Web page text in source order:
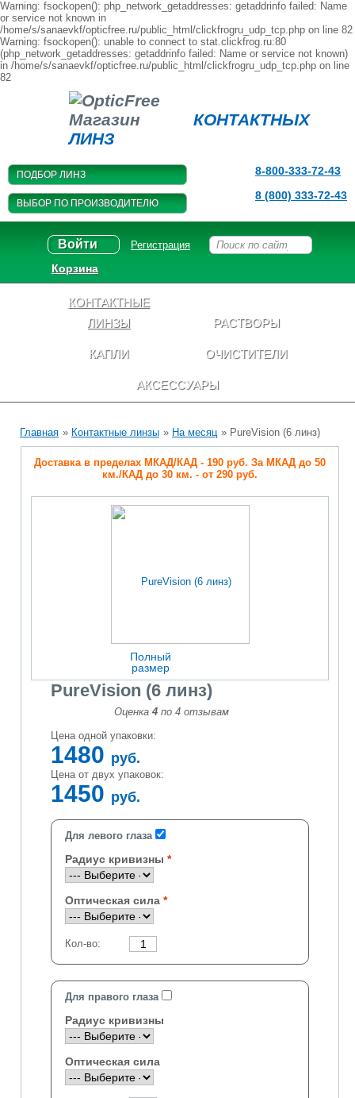
Warning: fsockopen(): php_network_getaddresses: getaddrinfo failed: Name
or service not known in
/home/s/sanaevkf/opticfree.ru/public_html/clickfrogru_udp_tcp.php on line 82
Warning: fsockopen(): unable to connect to stat.clickfrog.ru:80
(php_network_getaddresses: getaddrinfo failed: Name or service not known)
in /home/s/sanaevkf/opticfree.ru/public_html/clickfrogru_udp_tcp.php on line
82
Магазин КОНТАКТНЫХ
ЛИНЗ
ПОДБОР ЛИНЗ
ВЫБОР ПО ПРОИЗВОДИТЕЛЮ
8-800-333-72-43
8 (800) 333-72-43
Войти Регистрация
Корзина
КОНТАКТНЫЕ
ЛИНЗЫ
РАСТВОРЫ
КАПЛИ ОЧИСТИТЕЛИ
АКСЕССУАРЫ
Главная » Контактные линзы » На месяц » PureVision (6 линз)
Доставка в пределах МКАД/КАД - 190 руб. За МКАД до 50
км./КАД до 30 км. - от 290 руб.
Полный
размер
PureVision (6 линз)
Оценка 4 по 4 отзывам
Цена одной упаковки:
1480 руб.
Цена от двух упаковок:
1450 руб.
Для левого глаза
Радиус кривизны
Оптическая сила
Кол-во:
Для правого глаза
Радиус кривизны
Оптическая сила